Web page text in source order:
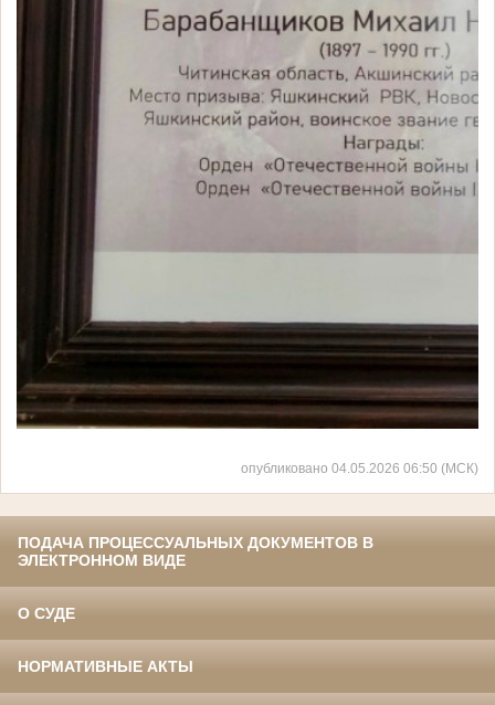
опубликовано 04.05.2026 06:50 (МСК)
ПОДАЧА ПРОЦЕССУАЛЬНЫХ ДОКУМЕНТОВ В
ЭЛЕКТРОННОМ ВИДЕ
О СУДЕ
НОРМАТИВНЫЕ АКТЫ